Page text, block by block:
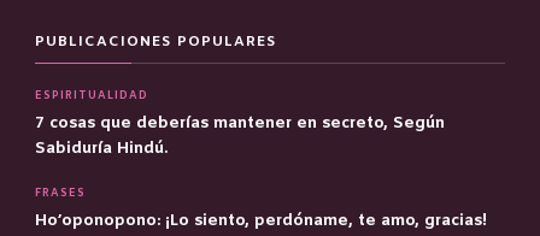
PUBLICACIONES POPULARES
ESPIRITUALIDAD
7 cosas que deberías mantener en secreto, Según
Sabiduría Hindú.
FRASES
Ho’oponopono: ¡Lo siento, perdóname, te amo, gracias!